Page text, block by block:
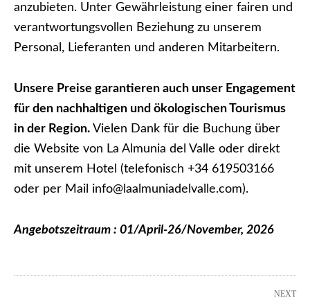
anzubieten. Unter Gewährleistung einer fairen und
verantwortungsvollen Beziehung zu unserem
Personal, Lieferanten und anderen Mitarbeitern.
Unsere Preise garantieren auch unser Engagement
für den nachhaltigen und ökologischen Tourismus
in der Region. Vielen Dank für die Buchung über
die Website von La Almunia del Valle oder direkt
mit unserem Hotel (telefonisch +34 619503166
oder per Mail info@laalmuniadelvalle.com).
Angebotszeitraum : 01/April-26/November, 2026
NEXT